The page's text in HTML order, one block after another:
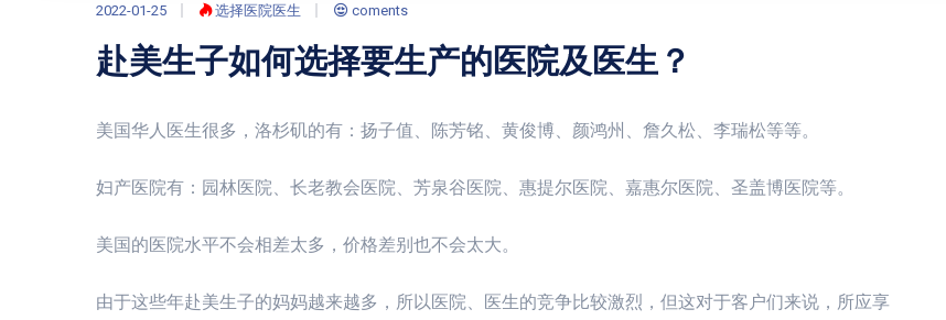
2022-01-25 选择医院医生 coments
赴美生子如何选择要生产的医院及医生？
美国华人医生很多，洛杉矶的有：扬子值、陈芳铭、黄俊博、颜鸿州、詹久松、李瑞松等等。
妇产医院有：园林医院、长老教会医院、芳泉谷医院、惠提尔医院、嘉惠尔医院、圣盖博医院等。
美国的医院水平不会相差太多，价格差别也不会太大。
由于这些年赴美生子的妈妈越来越多，所以医院、医生的竞争比较激烈，但这对于客户们来说，所应享